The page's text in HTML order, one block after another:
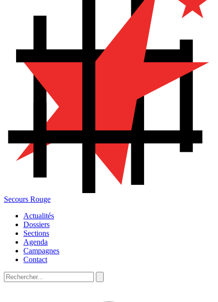
Secours Rouge
Actualités
Dossiers
Sections
Agenda
Campagnes
Contact